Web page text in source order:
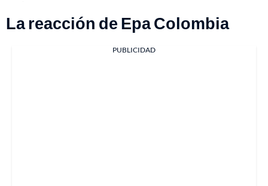
La reacción de Epa Colombia
PUBLICIDAD